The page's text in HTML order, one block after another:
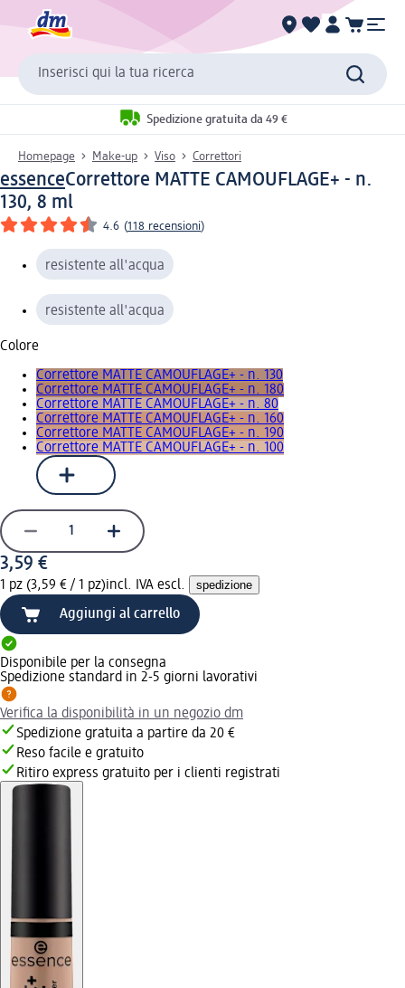
Inserisci qui la tua ricerca
Spedizione gratuita da 49 €
Homepage Make-up Viso Correttori
essenceCorrettore MATTE CAMOUFLAGE+ - n.
130, 8 ml
4.6 (118 recensioni)
resistente all'acqua
resistente all'acqua
Colore
Correttore MATTE CAMOUFLAGE+ - n. 130
Correttore MATTE CAMOUFLAGE+ - n. 180
Correttore MATTE CAMOUFLAGE+ - n. 80
Correttore MATTE CAMOUFLAGE+ - n. 160
Correttore MATTE CAMOUFLAGE+ - n. 190
Correttore MATTE CAMOUFLAGE+ - n. 100
3,59 €
1 pz (3,59 € / 1 pz)incl. IVA escl. spedizione
Aggiungi al carrello
Disponibile per la consegna
Spedizione standard in 2-5 giorni lavorativi
Verifica la disponibilità in un negozio dm
Spedizione gratuita a partire da 20 €
Reso facile e gratuito
Ritiro express gratuito per i clienti registrati